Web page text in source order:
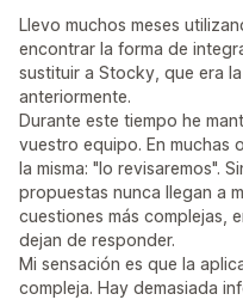
Llevo muchos meses
encontrar la forma de
sustituir a Stocky, que era
anteriormente.
Durante este tiempo he
vuestro equipo. En muchas
la misma: "lo revisaremos".
propuestas nunca llegan a
cuestiones más complejas,
dejan de responder.
Mi sensación es que la
compleja. Hay demasiada